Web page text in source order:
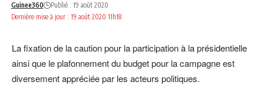
Dernière mise à jour : 19 août 2020 11h18
Guinee360 Publié : 19 août 2020
La fixation de la caution pour la participation à la présidentielle
ainsi que le plafonnement du budget pour la campagne est
diversement appréciée par les acteurs politiques.